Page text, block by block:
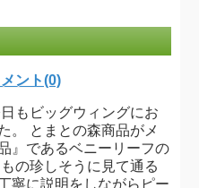
ント(0)
もビッグウィングにお
。 とまとの森商品がメ
』であるベニーリーフの
の珍しそうに見て通る
寧に説明をしながらピー